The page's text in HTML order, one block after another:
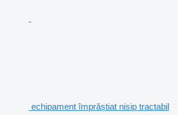
echipament împrăștiat nisip tractabil